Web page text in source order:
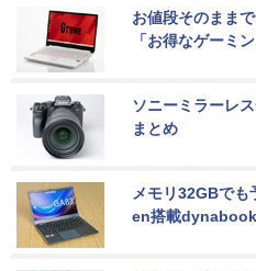
お値段そのまま
「お得なゲーミ
ソニーミラーレ
まとめ
メモリ32GBでも
en搭載